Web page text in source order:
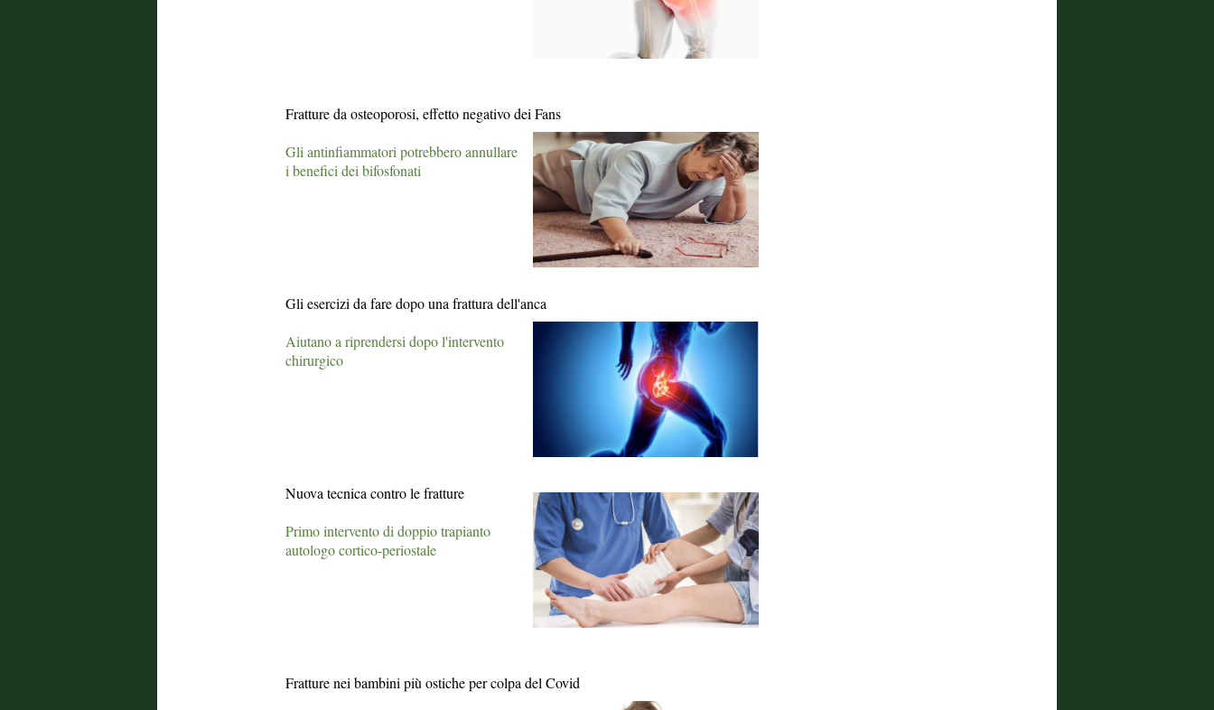
Fratture da osteoporosi, effetto negativo dei Fans
Gli antinfiammatori potrebbero annullare
i benefici dei bifosfonati
Gli esercizi da fare dopo una frattura dell'anca
Aiutano a riprendersi dopo l'intervento
chirurgico
Nuova tecnica contro le fratture
Primo intervento di doppio trapianto
autologo cortico-periostale
Fratture nei bambini più ostiche per colpa del Covid